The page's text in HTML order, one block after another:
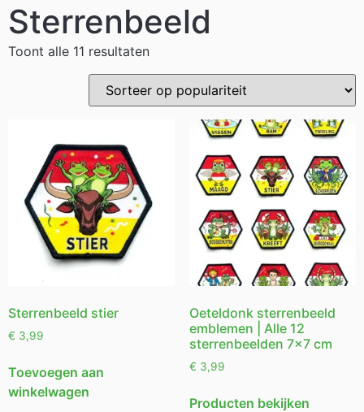
Sterrenbeeld
Toont alle 11 resultaten
Sterrenbeeld stier
€ 3,99
Toevoegen aan
winkelwagen
Oeteldonk sterrenbeeld
emblemen | Alle 12
sterrenbeelden 7×7 cm
€ 3,99
Producten bekijken